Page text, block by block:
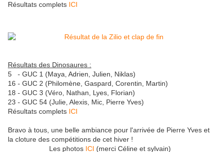
Résultats complets ICI
Résultats des Dinosaures :
5 - GUC 1 (Maya, Adrien, Julien, Niklas)
16 - GUC 2 (Philomène, Gaspard, Corentin, Martin)
18 - GUC 3 (Véro, Nathan, Lyes, Florian)
23 - GUC 54 (Julie, Alexis, Mic, Pierre Yves)
Résultats complets ICI
Bravo à tous, une belle ambiance pour l'arrivée de Pierre Yves et
la cloture des compétitions de cet hiver !
Les photos ICI (merci Céline et sylvain)